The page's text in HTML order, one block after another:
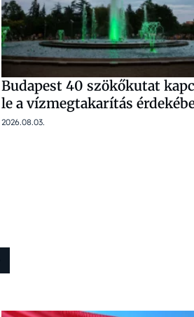
Budapest 40 szökőkutat
le a vízmegtakarítás
2026.08.03.